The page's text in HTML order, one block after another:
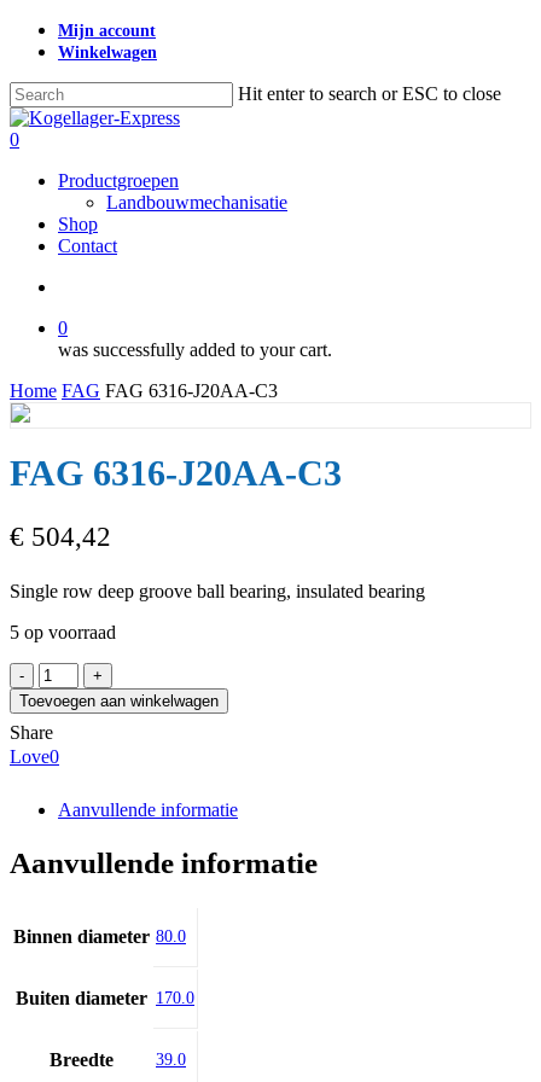
Skip
content
Mijn account
Winkelwagen
Hit enter to search or ESC to close
Close
Search
search
0
Productgroepen
Landbouwmechanisatie
Shop
Contact
0
was successfully added to your cart.
Home FAG FAG 6316-J20AA-C3
FAG 6316-J20AA-C3
€ 504,42
Single row deep groove ball bearing, insulated bearing
5 op voorraad
FAG
6316-
J20AA-
C3
aantal
Toevoegen aan winkelwagen
Share
Love0
Aanvullende informatie
Aanvullende informatie
Binnen diameter 80.0
Buiten diameter 170.0
Breedte 39.0